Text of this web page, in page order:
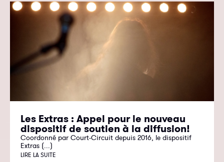
Les Extras : Appel pour le nouveau
dispositif de soutien à la diffusion!
Coordonné par Court-Circuit depuis 2016, le dispositif
Extras (...)
LIRE LA SUITE